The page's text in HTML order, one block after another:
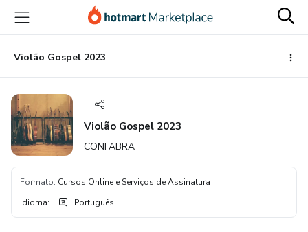
para
conteúdo
principal
para
pagamento
para
rodapé
Violão Gospel 2023
Violão Gospel 2023
CONFABRA
Formato: Cursos Online e Serviços de Assinatura
Idioma: Português